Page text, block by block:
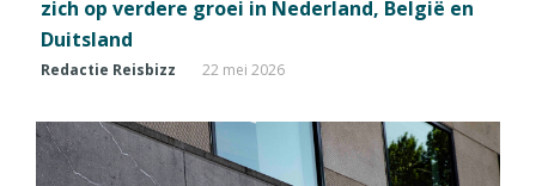
zich op verdere groei in Nederland, België en
Duitsland
Redactie Reisbizz 22 mei 2026